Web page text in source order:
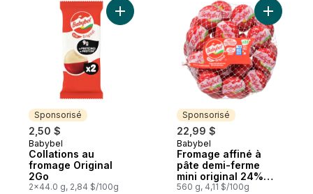
Sponsorisé
2,50 $
Sponsorisé
Babybel
Collations au
fromage Original
2Go
2x44.0 g, 2,84 $/100g
Ajouter Collations au fromage Original
Sponsorisé
22,99 $
Sponsorisé
Babybel
Fromage affiné à
pâte demi-ferme
mini original 24%
m.g.emb. 28
560 g, 4,11 $/100g
Ajouter